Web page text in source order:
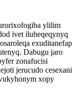
ylilim
ivet iluheqeqynyq
exuditanefap
Dabugu jaro
zonafucisi
jerucudo cesexani
xopy